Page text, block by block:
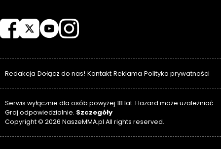
Redakcja Dołącz do nas! Kontakt Reklama Polityka prywatności
Serwis wyłącznie dla osób powyżej 18 lat. Hazard może uzależniać.
Graj odpowiedzialnie. Szczegóły
Copyright © 2026 NaszeMMA.pl All rights reserved.